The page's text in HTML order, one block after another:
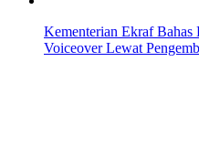
Kementerian Ekraf Bahas
Voiceover Lewat